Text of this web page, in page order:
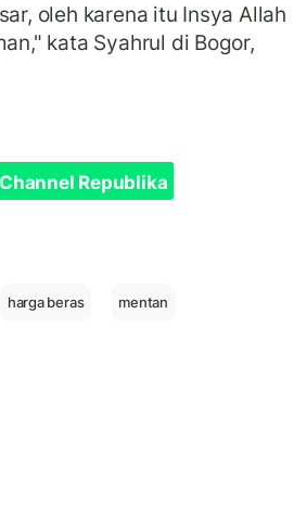
oleh karena itu Insya Allah
kata Syahrul di Bogor,
Republika
harga beras mentan